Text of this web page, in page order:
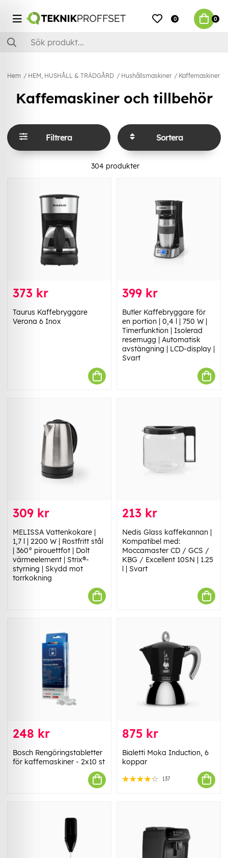
0 0
Hem HEM, HUSHÅLL & TRÄDGÅRD Hushållsmaskiner Kaffemaskiner &
Kaffemaskiner och tillbehör
Filtrera Sortera
304 produkter
373 kr
Taurus Kaffebryggare
Verona 6 Inox
399 kr
Butler Kaffebryggare för
en portion | 0,4 l | 750 W |
Timerfunktion | Isolerad
resemugg | Automatisk
avstängning | LCD-display |
Svart
309 kr
MELISSA Vattenkokare |
1,7 l | 2200 W | Rostfritt stål
| 360° pirouettfot | Dolt
värmeelement | Strix®-
styrning | Skydd mot
torrkokning
213 kr
Nedis Glass kaffekannan |
Kompatibel med:
Moccamaster CD / GCS /
KBG / Excellent 10SN | 1.25
l | Svart
248 kr
Bosch Rengöringstabletter
för kaffemaskiner - 2x10 st
875 kr
Bialetti Moka Induction, 6
koppar
137